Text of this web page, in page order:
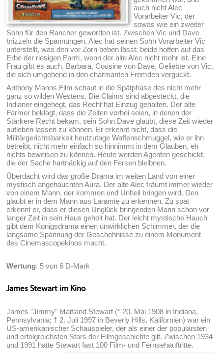
auch nicht Alec
Vorarbeiter Vic, der
sowas wie ein zweiter
Sohn für den Rancher geworden ist. Zwischen Vic und Dave
brizzeln die Spannungen, Alec hat seinen Sohn Vorarbeiter Vic
unterstellt, was den vor Zorn beben lässt; beide hoffen auf das
Erbe der riesigen Farm, wenn der alte Alec nicht mehr ist. Eine
Frau gibt es auch, Barbara, Cousine von Dave, Geliebte von Vic,
die sich umgehend in den charmanten Fremden verguckt.
Anthony Manns Film schaut in die Spätphase des nicht mehr
ganz so wilden Westens. Die Claims sind abgesteckt, die
Indianer eingehegt, das Recht hat Einzug gehalten. Der alte
Farmer beklagt, dass die Zeiten vorbei seien, in denen der
Stärkere Recht bekam, sein Sohn Dave glaubt, diese Zeit wieder
aufleben lassen zu können. Er erkennt nicht, dass die
Militärgerichtsbarkeit heutzutage Waffenschmuggel, wie er ihn
betreibt, nicht mehr einfach so hinnimmt in dem Glauben, eh
nichts beweisen zu können. Heute werden Agenten geschickt,
die der Sache hartnäckig auf den Fersen bleibnen.
Überdacht wird das große Drama im weiten Land von einer
mystisch angehauchten Aura. Der alte Alec träumt immer wieder
von einem Mann, der kommen und Unheil bringen wird. Den
glaubt er in dem Mann aus Laramie zu erkennen. Zu spät
erkennt er, dass er diesen Unglück bringenden Mann schon vor
langer Zeit in sein Haus geholt hat. Der leicht mystische Hauch
gibt dem Königsdrama einen unwirklichen Schimmer, der die
langsame Spannung der Geschehnisse zu einem Monument
des Cinemascopekinos macht.
Wertung: 5 von 6 D-Mark
James Stewart im Kino
James "Jimmy" Maitland Stewart (* 20. Mai 1908 in Indiana,
Pennsylvania; † 2. Juli 1997 in Beverly Hills, Kalifornien) war ein
US-amerikanischer Schauspieler, der als einer der populärsten
und erfolgreichsten Stars der Filmgeschichte gilt. Zwischen 1934
und 1991 hatte Stewart fast 100 Film- und Fernsehauftritte.